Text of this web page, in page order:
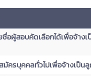
ชื่อผู้สอบคัดเลือกได้เพื่อจ้าง
มัครบุคคลทั่วไปเพื่อจ้างเป็น